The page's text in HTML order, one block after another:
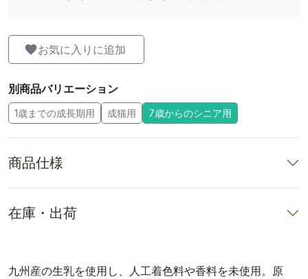
お気に入りに追加
別商品バリエーション
1歳までの成長期用 成猫用 7歳からのシニア用
商品仕様
在庫・出荷
九州産の生乳を使用し、人工着色料や香料を未使用。原